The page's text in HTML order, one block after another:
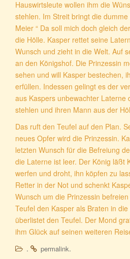
Hauswirtsleute wollen ihm die
stehlen. Im Streit bringt die
Meier “ Da soll mich doch gleich
die Hölle. Kasper rettet seine
Wunsch und zieht in die Welt. Auf
an den Königshof. Die Prinzessin
sehen und will Kasper bestechen,
erfüllen. Indessen gelingt es der
aus Kaspers unbewachter Laterne
stehlen und ihren Mann aus der
Das ruft den Teufel auf den Plan.
neues Opfer wird die Prinzessin.
letzten Wunsch für die Befreiung
die Laterne ist leer. Der König läßt
werfen und droht, ihn köpfen zu
Retter in der Not und schenkt
Wunsch um die Prinzessin
Teufel den Kasper als Braten in
überlistet den Teufel. Der Mond
ihm Glück auf seinen weiteren
.
permalink.